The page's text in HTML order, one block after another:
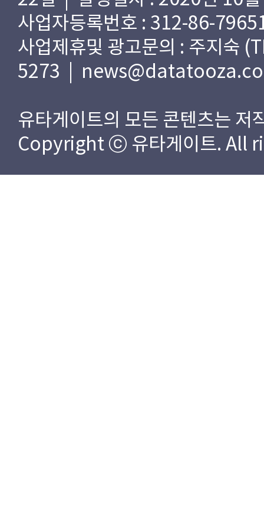
사업자등록번호 : 312-86-
사업제휴및 광고문의 : 주지숙
5273 |
유타게이트의 모든 콘텐츠는 저
Copyright ⓒ 유타게이트. All